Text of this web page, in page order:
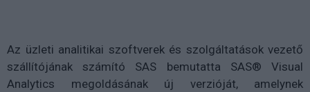
Az üzleti analitikai szoftverek és szolgáltatások vezető
szállítójának számító SAS bemutatta SAS® Visual
Analytics megoldásának új verzióját, amelynek